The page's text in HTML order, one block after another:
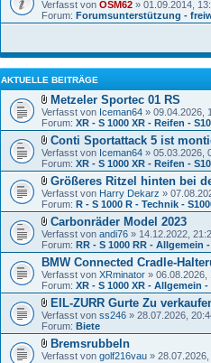
Verfasst von OSM62 » 01.09.2014,
Forum: Forumsunterstützung -
AKTUELLE BEITRÄGE
Metzeler Sportec 01 RS
Verfasst von Iceman64 » 09.04.2026,
Forum: XR - S 1000 XR - Reifen -
Conti Sportattack 5 ist
Verfasst von Iceman64 » 05.03.2026,
Forum: XR - S 1000 XR - Reifen -
Größeres Ritzel hinten bei
Verfasst von Harry Dekarz »
Forum: R - S 1000 R - Technik -
Carbonräder Model 2023
Verfasst von andi76 » 14.12.2022,
Forum: RR - S 1000 RR - Allgemein
BMW Connected Cradle-
Verfasst von XRminator » 06.08.2026,
Forum: XR - S 1000 XR - Allgemein -
EIL-ZURR Gurte Zu
Verfasst von ss246 » 28.07.2026,
Forum: Biete
Bremsrubbeln
Verfasst von golf216vau »